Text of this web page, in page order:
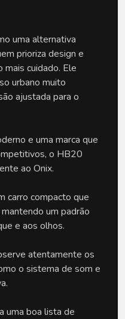
uma alternativa
prioriza design e
mais cuidado. Ele
urbano muito
ajustada para o
e uma marca que
o HB20
ao Onix.
carro compacto que
um padrão
e aos olhos.
atentamente os
o sistema de som e
uma boa lista de